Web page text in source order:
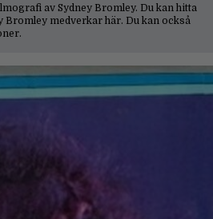
av Sydney Bromley. Du kan hitta
Bromley medverkar här. Du kan också
.